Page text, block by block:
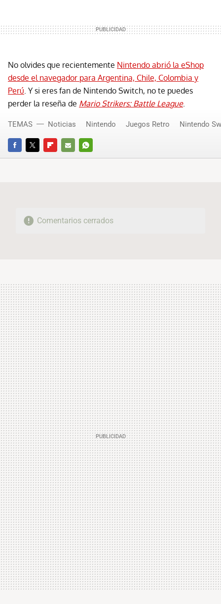
No olvides que recientemente Nintendo abrió la eShop
desde el navegador para Argentina, Chile, Colombia y
Perú . Y si eres fan de Nintendo Switch, no te puedes
perder la reseña de Mario Strikers: Battle League.
FACEBOOKTWITTERFLIPBOARD
E-
WHATSAPP
TEMAS Noticias Nintendo Juegos Retro Nintendo
Comentarios cerrados